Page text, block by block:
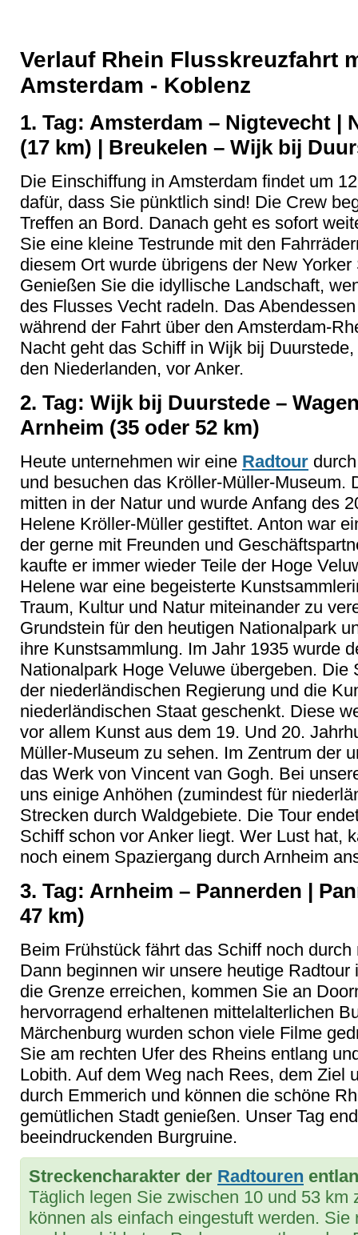
Verlauf Rhein Flusskreuzfahrt
Amsterdam - Koblenz
1. Tag: Amsterdam – Nigtevecht |
(17 km) | Breukelen – Wijk bij
Die Einschiffung in Amsterdam findet um
dafür, dass Sie pünktlich sind! Die Crew
Treffen an Bord. Danach geht es sofort
Sie eine kleine Testrunde mit den
diesem Ort wurde übrigens der New
Genießen Sie die idyllische Landschaft,
des Flusses Vecht radeln. Das
während der Fahrt über den Amsterdam-
Nacht geht das Schiff in Wijk bij
den Niederlanden, vor Anker.
2. Tag: Wijk bij Duurstede –
Arnheim (35 oder 52 km)
Heute unternehmen wir eine Radtour
und besuchen das Kröller-Müller-Museum.
mitten in der Natur und wurde Anfang des
Helene Kröller-Müller gestiftet. Anton war
der gerne mit Freunden und
kaufte er immer wieder Teile der Hoge
Helene war eine begeisterte
Traum, Kultur und Natur miteinander zu
Grundstein für den heutigen Nationalpark
ihre Kunstsammlung. Im Jahr 1935 wurde
Nationalpark Hoge Veluwe übergeben.
der niederländischen Regierung und die
niederländischen Staat geschenkt. Diese
vor allem Kunst aus dem 19. Und 20.
Müller-Museum zu sehen. Im Zentrum der
das Werk von Vincent van Gogh. Bei
uns einige Anhöhen (zumindest für
Strecken durch Waldgebiete. Die Tour
Schiff schon vor Anker liegt. Wer Lust hat,
noch einem Spaziergang durch Arnheim
3. Tag: Arnheim – Pannerden |
47 km)
Beim Frühstück fährt das Schiff noch
Dann beginnen wir unsere heutige
die Grenze erreichen, kommen Sie an
hervorragend erhaltenen mittelalterlichen
Märchenburg wurden schon viele Filme
Sie am rechten Ufer des Rheins entlang
Lobith. Auf dem Weg nach Rees, dem Ziel
durch Emmerich und können die schöne
gemütlichen Stadt genießen. Unser Tag
beeindruckenden Burgruine.
Streckencharakter der Radtouren
Täglich legen Sie zwischen 10 und 53 km
können als einfach eingestuft werden.